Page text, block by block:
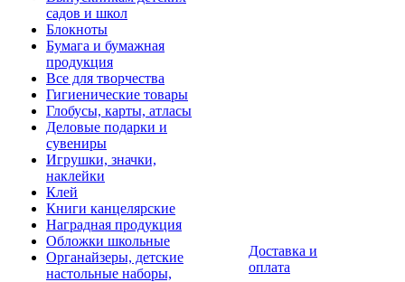
садов и школ
Блокноты
Бумага и бумажная
продукция
Все для творчества
Гигиенические товары
Глобусы, карты, атласы
Деловые подарки и
сувениры
Игрушки, значки,
наклейки
Клей
Книги канцелярские
Наградная продукция
Обложки школьные
Органайзеры, детские
настольные наборы,
Доставка и
оплата